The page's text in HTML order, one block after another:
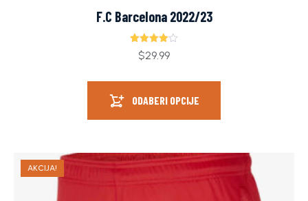
F.C Barcelona 2022/23
Ocjenjeno
4.00
$29.99
ODABERI OPCIJE
AKCIJA!